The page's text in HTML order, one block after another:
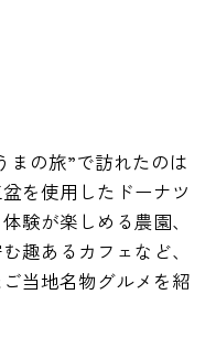
まの旅”で訪れたのは
を使用したドーナツ
験が楽しめる農園、
趣あるカフェなど、
当地名物グルメを紹